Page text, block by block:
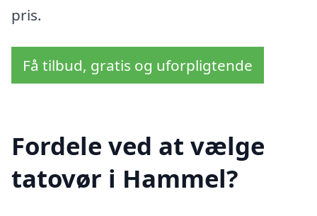
pris.
Få tilbud, gratis og uforpligtende
Fordele ved at vælge
tatovør i Hammel?